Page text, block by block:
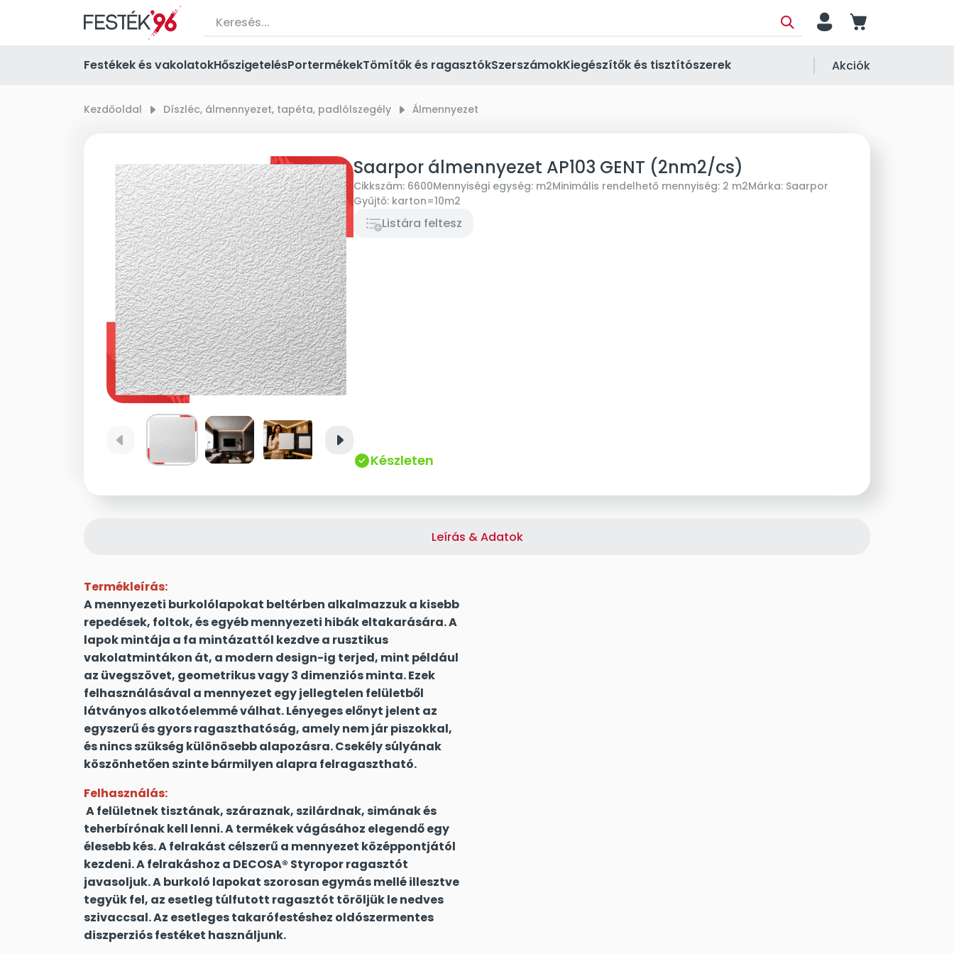
person cart
Festékek és vakolatokHőszigetelésPortermékekTömítők és ragasztókSzerszámokKiegészítők és tisztítószerek Akciók
Kezdőoldal right_small Díszléc, álmennyezet, tapéta, padlólszegély right_small Álmennyezet
left right
Saarpor álmennyezet AP103 GENT (2nm2/cs)
Cikkszám: 6600Mennyiségi egység: m2Minimális rendelhető mennyiség: 2 m2Márka: Saarpor
Gyűjtő: karton=10m2
Listára feltesz
Készleten
Leírás & Adatok
Termékleírás:
A mennyezeti burkolólapokat beltérben alkalmazzuk a kisebb
repedések, foltok, és egyéb mennyezeti hibák eltakarására. A
lapok mintája a fa mintázattól kezdve a rusztikus
vakolatmintákon át, a modern design-ig terjed, mint például
az üvegszövet, geometrikus vagy 3 dimenziós minta. Ezek
felhasználásával a mennyezet egy jellegtelen felületből
látványos alkotóelemmé válhat. Lényeges előnyt jelent az
egyszerű és gyors ragaszthatóság, amely nem jár piszokkal,
és nincs szükség különösebb alapozásra. Csekély súlyának
köszönhetően szinte bármilyen alapra felragasztható.
Felhasználás:
A felületnek tisztának, száraznak, szilárdnak, simának és
teherbírónak kell lenni. A termékek vágásához elegendő egy
élesebb kés. A felrakást célszerű a mennyezet középpontjától
kezdeni. A felrakáshoz a DECOSA® Styropor ragasztót
javasoljuk. A burkoló lapokat szorosan egymás mellé illesztve
tegyük fel, az esetleg túlfutott ragasztót töröljük le nedves
szivaccsal. Az esetleges takarófestéshez oldószermentes
diszperziós festéket használjunk.